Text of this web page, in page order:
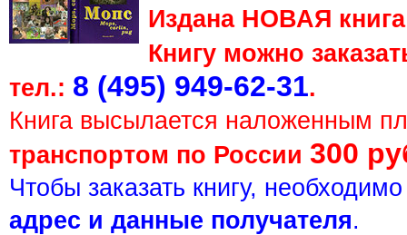
Издана НОВАЯ
Книгу можно
тел.: 8 (495) 949-62-31.
Книга высылается наложенным
транспортом по России 300
Чтобы заказать книгу,
адрес и данные получателя.